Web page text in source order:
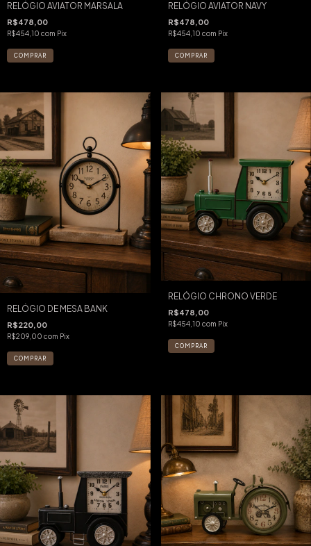
RELÓGIO AVIATOR MARSALA
R$478,00
R$454,10 com Pix
RELÓGIO AVIATOR NAVY
R$478,00
R$454,10 com Pix
RELÓGIO DE MESA BANK
R$220,00
R$209,00 com Pix
RELÓGIO CHRONO VERDE
R$478,00
R$454,10 com Pix